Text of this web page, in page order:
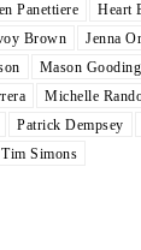
Panettiere Heart
Brown Jenna
Mason Gooding
Michelle
Patrick Dempsey
Tim Simons